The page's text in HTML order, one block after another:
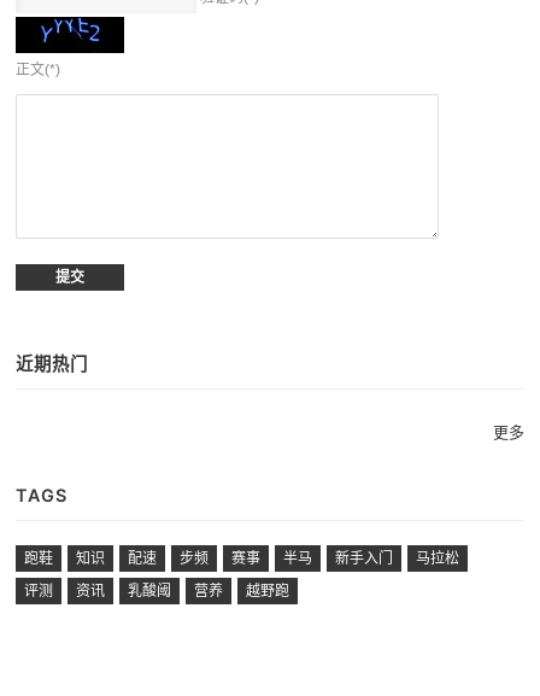
正文(*)
近期热门
更多
TAGS
跑鞋 知识 配速 步频 赛事 半马 新手入门
马拉松
评测
资讯 乳酸阈 营养 越野跑